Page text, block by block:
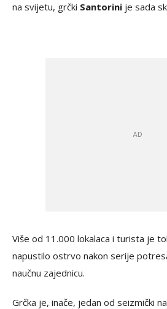
na svijetu, grčki Santorini je sada
Više od 11.000 lokalaca i turista je
napustilo ostrvo nakon serije
naučnu zajednicu.
Grčka je, inače, jedan od seizmički